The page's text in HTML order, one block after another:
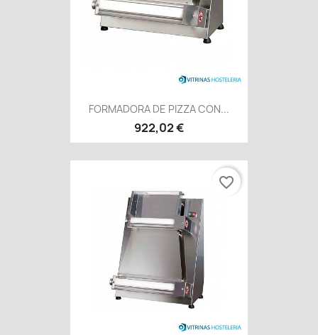
FORMADORA DE PIZZA CON...
922,02 €
favorite_border